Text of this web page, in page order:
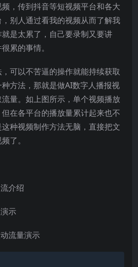
，传到抖音等短视频平台和各大
别人通过看我的视频从而了解我
是太累了，自己要录制又要讲
累的事情。
可以不苦逼的操作就能持续获取
方法，那就是做AI数字人播报视
量。如上图所示，单个视频播放
在各平台的播放量累计起来也不
种视频制作方法无脑，直接把文
了。
介绍
示
流量演示